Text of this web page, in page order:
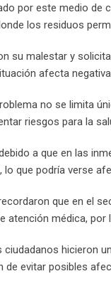
por este medio de
los residuos
su malestar y
afecta
no se limita
riesgos para la
a que en las
lo que podría verse
que en el
atención médica,
hicieron
de evitar posibles